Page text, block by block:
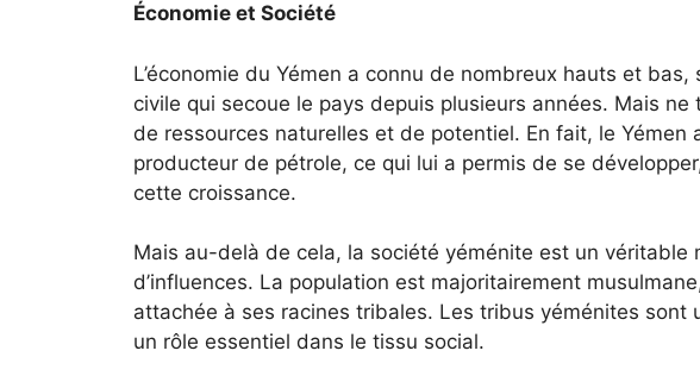
Économie et Société
L’économie du Yémen a connu de nombreux hauts et
civile qui secoue le pays depuis plusieurs années. Mais ne
de ressources naturelles et de potentiel. En fait, le
producteur de pétrole, ce qui lui a permis de se
cette croissance.
Mais au-delà de cela, la société yéménite est un véritable
d’influences. La population est majoritairement
attachée à ses racines tribales. Les tribus yéménites sont
un rôle essentiel dans le tissu social.